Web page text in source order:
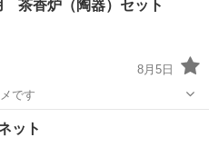
茶香炉（陶器）セット
8月5日
です
品
ット